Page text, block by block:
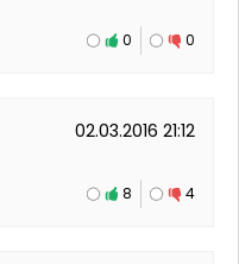
0
0
02.03.2016 21:12
4
8